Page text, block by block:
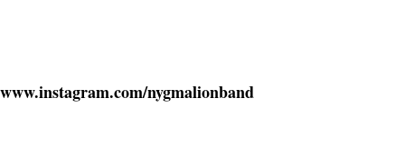
www.instagram.com/nygmalionband